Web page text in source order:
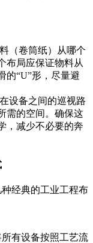
（卷筒纸）从哪个
布局应保证物料从
的“U”形，尽量避
设备之间的巡视路
需的空间。确保这
，减少不必要的奔
经典的工业工程布
有设备按照工艺流